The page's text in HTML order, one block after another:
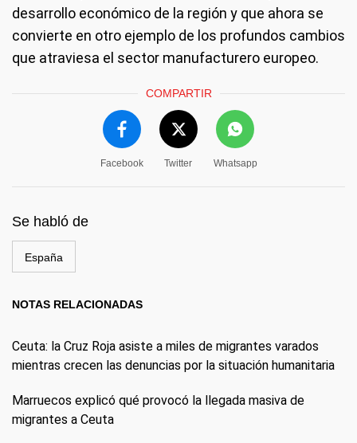
desarrollo económico de la región y que ahora se
convierte en otro ejemplo de los profundos cambios
que atraviesa el sector manufacturero europeo.
COMPARTIR
Facebook Twitter Whatsapp
Se habló de
España
NOTAS RELACIONADAS
Ceuta: la Cruz Roja asiste a miles de migrantes varados
mientras crecen las denuncias por la situación humanitaria
Marruecos explicó qué provocó la llegada masiva de
migrantes a Ceuta